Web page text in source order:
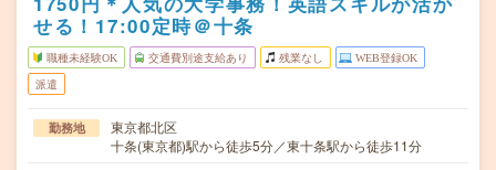
せる！17:00定時＠十条
職種未経験OK 交通費別途支給あり 残業なし WEB登録OK
派遣
勤務地
東京都北区
十条(東京都)駅から徒歩5分／東十条駅から徒歩11分